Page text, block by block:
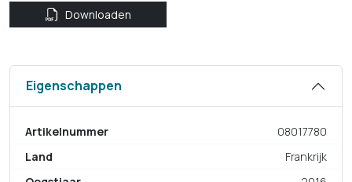
Downloaden
Eigenschappen
Artikelnummer
08017780
Land
Frankrijk